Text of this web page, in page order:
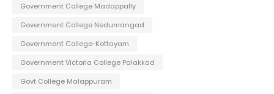
Government College Madappally
Government College Nedumangad
Government College-Kottayam
Government Victoria College Palakkad
Govt College Malappuram